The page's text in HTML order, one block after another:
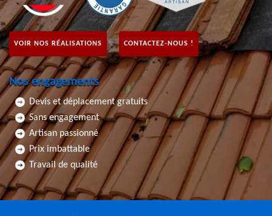
VOIR NOS RÉALISATIONS CONTACTEZ-NOUS !
Nos engagements
Devis et déplacement gratuits
Sans engagement
Artisan passionné
Prix imbattable
Travail de qualité